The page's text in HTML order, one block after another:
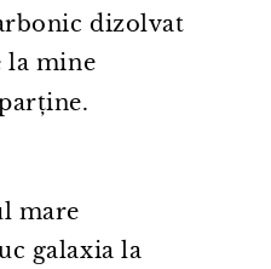
dizolvat
la mine
mare
galaxia la